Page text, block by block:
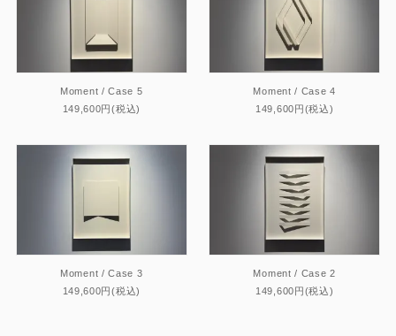
Moment / Case 5
149,600円(税込)
Moment / Case 4
149,600円(税込)
Moment / Case 3
149,600円(税込)
Moment / Case 2
149,600円(税込)